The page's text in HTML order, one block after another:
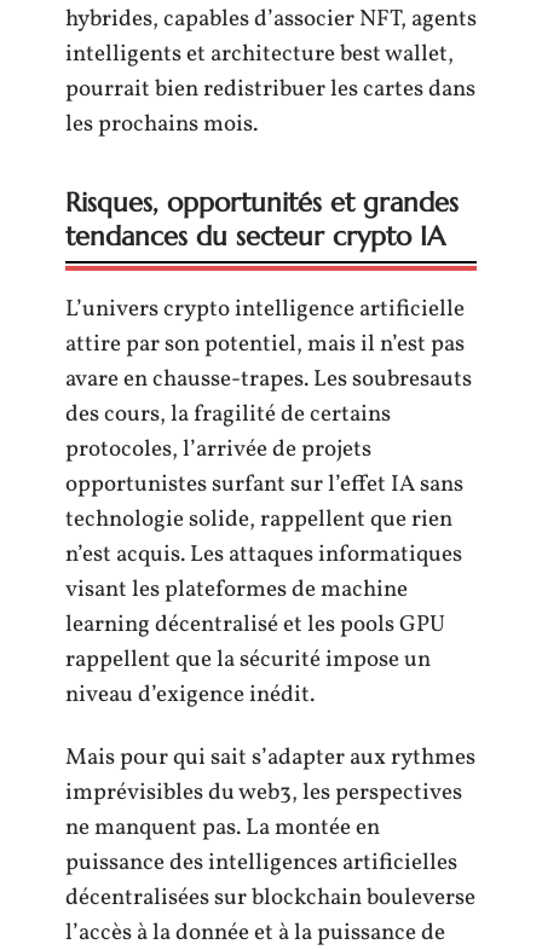
hybrides, capables d’associer NFT, agents
intelligents et architecture best wallet,
pourrait bien redistribuer les cartes dans
les prochains mois.
Risques, opportunités et grandes
tendances du secteur crypto IA
L’univers crypto intelligence artificielle
attire par son potentiel, mais il n’est pas
avare en chausse-trapes. Les soubresauts
des cours, la fragilité de certains
protocoles, l’arrivée de projets
opportunistes surfant sur l’effet IA sans
technologie solide, rappellent que rien
n’est acquis. Les attaques informatiques
visant les plateformes de machine
learning décentralisé et les pools GPU
rappellent que la sécurité impose un
niveau d’exigence inédit.
Mais pour qui sait s’adapter aux rythmes
imprévisibles du web3, les perspectives
ne manquent pas. La montée en
puissance des intelligences artificielles
décentralisées sur blockchain bouleverse
l’accès à la donnée et à la puissance de